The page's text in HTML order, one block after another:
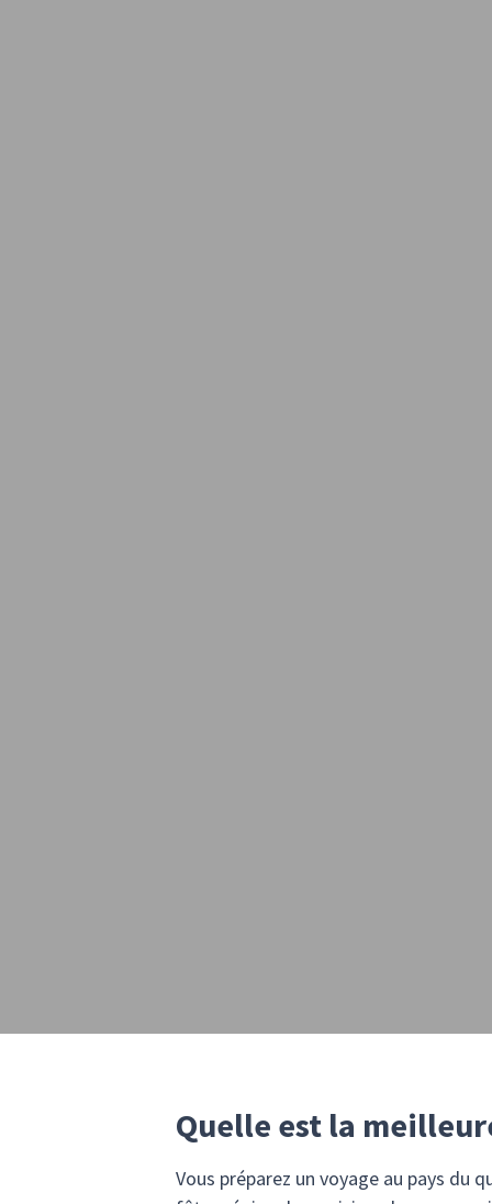
Quelle est la
Vous préparez un voyage au pays du